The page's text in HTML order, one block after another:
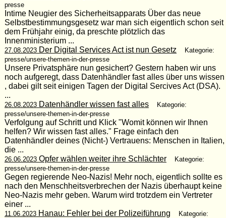
presse
Intime Neugier des Sicherheitsapparats Über das neue
Selbstbestimmungsgesetz war man sich eigentlich schon seit
dem Frühjahr einig, da preschte plötzlich das
Innenministerium ...
27.08.2023Der Digital Services Act ist nun Gesetz
Kategorie:
presse/unsere-themen-in-der-presse
Unsere Privatsphäre nun gesichert? Gestern haben wir uns
noch aufgeregt, dass Datenhändler fast alles über uns wissen
, dabei gilt seit einigen Tagen der Digital Sercives Act (DSA).
...
26.08.2023Datenhändler wissen fast alles
Kategorie:
presse/unsere-themen-in-der-presse
Verfolgung auf Schritt und Klick "Womit können wir Ihnen
helfen? Wir wissen fast alles." Frage einfach den
Datenhändler deines (Nicht-) Vertrauens: Menschen in Italien,
die ...
26.06.2023Opfer wählen weiter ihre Schlächter
Kategorie:
presse/unsere-themen-in-der-presse
Gegen regierende Neo-Nazis! Mehr noch, eigentlich sollte es
nach den Menschheitsverbrechen der Nazis überhaupt keine
Neo-Nazis mehr geben. Warum wird trotzdem ein Vertreter
einer ...
11.06.2023Hanau: Fehler bei der Polizeiführung
Kategorie: